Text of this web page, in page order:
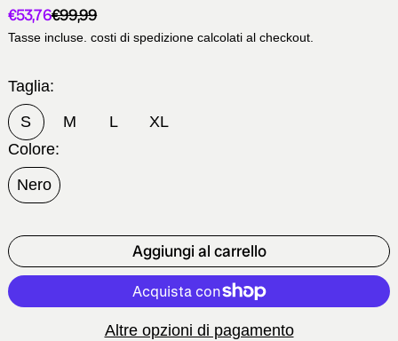
Prezzo
€53,76Prezzo scontato
€99,99
Tasse incluse. costi di spedizione calcolati al checkout.
Taglia:
S
M L
XL
Colore:
Nero
Aggiungi al carrello
Altre opzioni di pagamento